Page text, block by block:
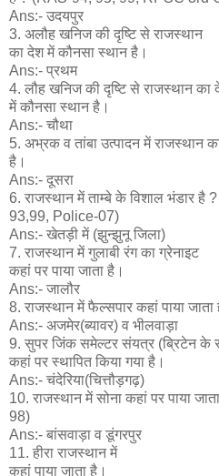
Ans:- उदयपुर
3. अलौह खनिज की दृष्टि से राजस्थान
का देश में कौनसा स्थान है।
Ans:- प्रथम
4. लौह खनिज की दृष्टि से राजस्थान का
में कौनसा स्थान है।
Ans:- चौथा
5. अभ्रक व तांबा उत्पादन में राजस्थान
है।
Ans:- दूसरा
6. राजस्थान में ताम्बे के विशाल भंडार है
93,99, Police-07)
Ans:- खेतड़ी में (झुन्झुनू जिला)
7. राजस्थान में गुलाबी रंग का ग्रेनाइट
कहां पर पाया जाता है।
Ans:- जालौर
8. राजस्थान में फैल्सपार कहां पाया जाता
Ans:- अजमेर(ब्यावर) व भीलवाड़ा
9. सुपर जिंक समेल्टर संयत्र (ब्रिटेन के
कहां पर स्थापित किया गया है।
Ans:- चंदेरिया(चित्तौड़गढ़)
10. राजस्थान में सोना कहां पर पाया
98)
Ans:- बांसवाड़ा व डूंगरपुर
11. हीरा राजस्थान में
कहां पाया जाता है।